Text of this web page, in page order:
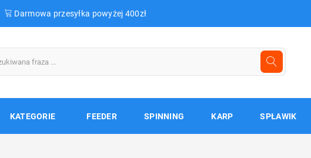
Darmowa przesyłka powyżej 400zł
KATEGORIE FEEDER SPINNING KARP SPŁAWIK